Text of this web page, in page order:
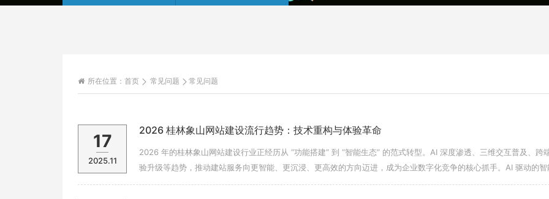
所在位置： 首页 常见问题 常见问题
2026 桂林象山网站建设流行趋势：技术重构与体验革命
17
2025.11
2026 年的桂林象山网站建设行业正经历从 “功能搭建” 到 “智能生态” 的范式转型。AI 深度渗透、三维交互普及、跨
验升级等趋势，推动建站服务向更智能、更沉浸、更高效的方向迈进，成为企业数字化竞争的核心抓手。AI 驱动的智
交互成为标配。集成 TensorF